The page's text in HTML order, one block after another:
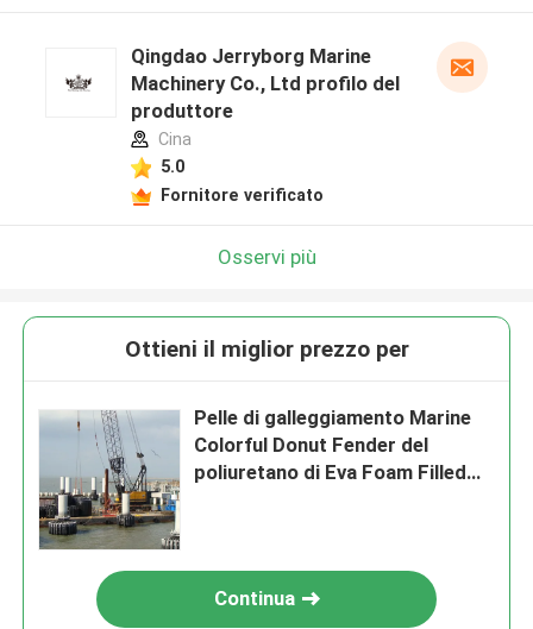
Qingdao Jerryborg Marine
Machinery Co., Ltd profilo del
produttore
Cina
5.0
Fornitore verificato
Osservi più
Ottieni il miglior prezzo per
Pelle di galleggiamento Marine
Colorful Donut Fender del
poliuretano di Eva Foam Filled
Continua